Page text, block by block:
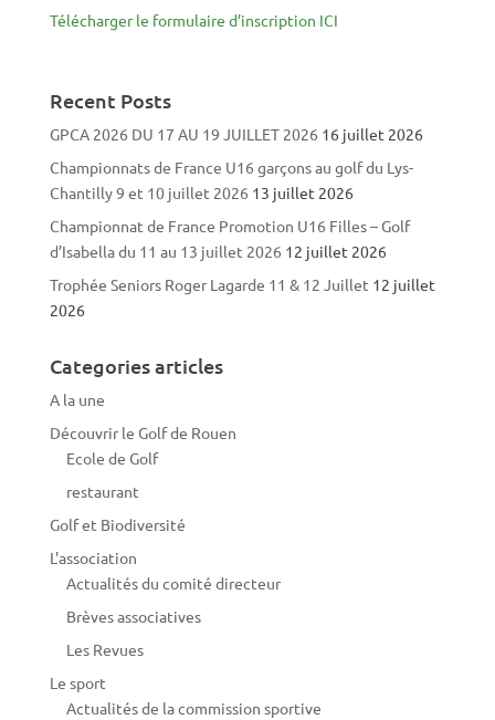
Télécharger le formulaire d’inscription ICI
Recent Posts
GPCA 2026 DU 17 AU 19 JUILLET 2026 16 juillet 2026
Championnats de France U16 garçons au golf du Lys-
Chantilly 9 et 10 juillet 2026 13 juillet 2026
Championnat de France Promotion U16 Filles – Golf
d’Isabella du 11 au 13 juillet 2026 12 juillet 2026
Trophée Seniors Roger Lagarde 11 & 12 Juillet 12 juillet
2026
Categories articles
A la une
Découvrir le Golf de Rouen
Ecole de Golf
restaurant
Golf et Biodiversité
L'association
Actualités du comité directeur
Brèves associatives
Les Revues
Le sport
Actualités de la commission sportive